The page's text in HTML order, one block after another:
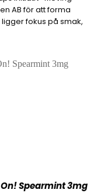
AB för att forma
ligger fokus på smak,
On! Spearmint 3mg